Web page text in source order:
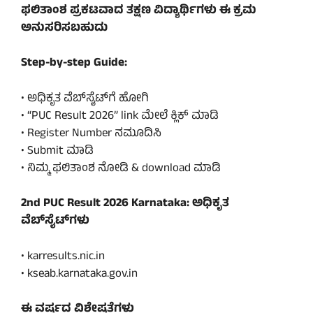
ಫಲಿತಾಂಶ ಪ್ರಕಟವಾದ ತಕ್ಷಣ ವಿದ್ಯಾರ್ಥಿಗಳು ಈ ಕ್ರಮ
ಅನುಸರಿಸಬಹುದು
Step-by-step Guide:
• ಅಧಿಕೃತ ವೆಬ್‌ಸೈಟ್‌ಗೆ ಹೋಗಿ
• “PUC Result 2026” link ಮೇಲೆ ಕ್ಲಿಕ್ ಮಾಡಿ
• Register Number ನಮೂದಿಸಿ
• Submit ಮಾಡಿ
• ನಿಮ್ಮ ಫಲಿತಾಂಶ ನೋಡಿ & download ಮಾಡಿ
2nd PUC Result 2026 Karnataka: ಅಧಿಕೃತ
ವೆಬ್‌ಸೈಟ್‌ಗಳು
• karresults.nic.in
• kseab.karnataka.gov.in
ಈ ವರ್ಷದ ವಿಶೇಷತೆಗಳು